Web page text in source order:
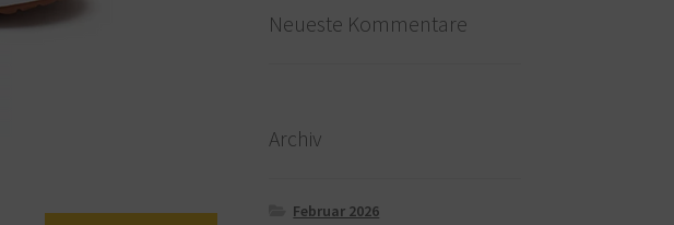
Neueste Kommentare
Archiv
Februar 2026